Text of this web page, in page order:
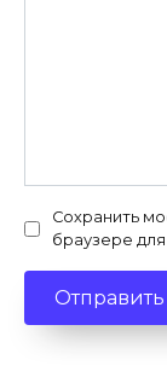
Сохранить
браузере